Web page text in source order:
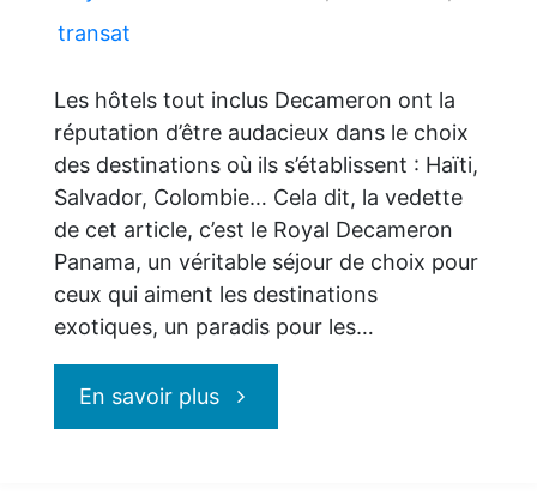
transat
Les hôtels tout inclus Decameron ont la
réputation d’être audacieux dans le choix
des destinations où ils s’établissent : Haïti,
Salvador, Colombie… Cela dit, la vedette
de cet article, c’est le Royal Decameron
Panama, un véritable séjour de choix pour
ceux qui aiment les destinations
exotiques, un paradis pour les…
En savoir plus"Royal